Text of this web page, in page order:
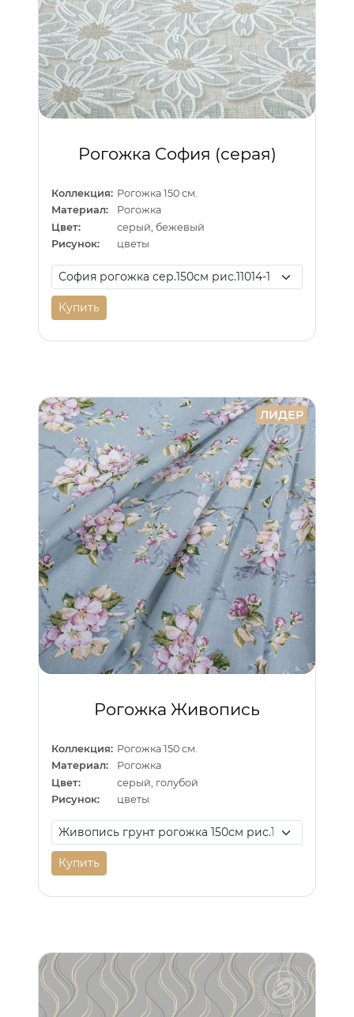
Рогожка София (серая)
Коллекция: Рогожка 150 см.
Материал:
Рогожка
Цвет:
серый, бежевый
Рисунок:
цветы
Купить
ЛИДЕР
Рогожка Живопись
Коллекция: Рогожка 150 см.
Материал:
Рогожка
Цвет:
серый, голубой
Рисунок:
цветы
Купить